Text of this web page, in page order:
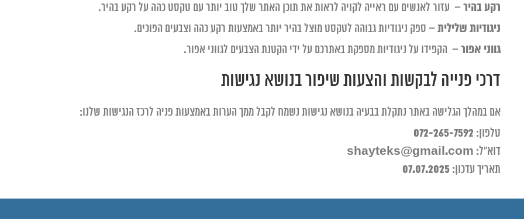
רקע בהיר – עזור לאנשים עם ראייה לקויה לראות את תוכן האתר שלך טוב יותר עם טקסט כהה על רקע בהיר.
ניגודיות שלילית – ספק ניגודיות גבוהה לטקסט מוצל בהיר יותר באמצעות רקע כהה וצבעים הפוכים.
גווני אפור – הקפידו על ניגודיות מספקת באתרכם על ידי הקטנת הצבעים לגווני אפור.
דרכי פנייה לבקשות והצעות שיפור בנושא נגישות
אם במהלך הגלישה באתר נתקלת בבעיה בנושא נגישות נשמח לקבל ממך הערות באמצעות פניה לרכז הנגישות שלנו:
טלפון: 072-265-7592
דוא"ל: shayteks@gmail.com
תאריך עדכון: 07.07.2025